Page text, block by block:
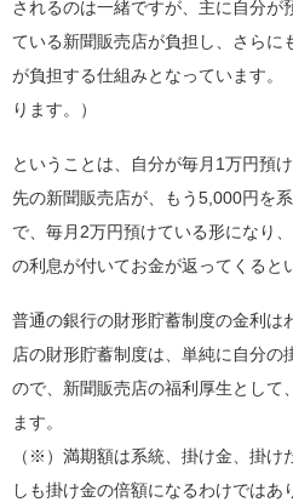
されるのは一緒ですが、主に自分が
ている新聞販売店が負担し、さらに
が負担する仕組みとなっています。
ります。）
ということは、自分が毎月1万円預
先の新聞販売店が、もう5,000円を
で、毎月2万円預けている形になり
の利息が付いてお金が返ってくると
普通の銀行の財形貯蓄制度の金利は
店の財形貯蓄制度は、単純に自分
ので、新聞販売店の福利厚生として
ます。
（※）満期額は系統、掛け金、掛け
しも掛け金の倍額になるわけではあ